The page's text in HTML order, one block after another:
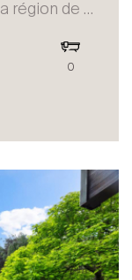
Un chalet Bayrou à vendre dans la région de Villars-sur-Ollon
0